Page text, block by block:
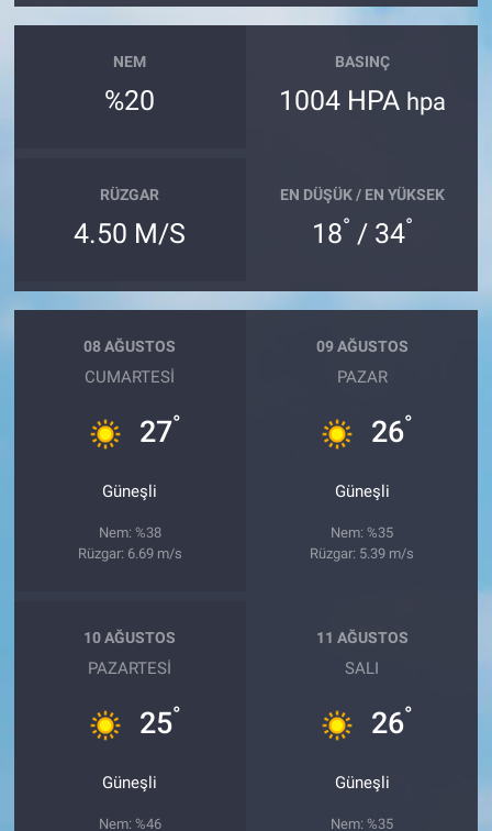
NEM
%20
BASINÇ
1004 HPA hpa
RÜZGAR
4.50 M/S
EN DÜŞÜK / EN YÜKSEK
18° / 34°
08 AĞUSTOS
CUMARTESI
27°
Güneşli
Nem: %38
Rüzgar: 6.69 m/s
09 AĞUSTOS
PAZAR
26°
Güneşli
Nem: %35
Rüzgar: 5.39 m/s
10 AĞUSTOS
PAZARTESI
25°
Güneşli
Nem: %46
11 AĞUSTOS
SALI
26°
Güneşli
Nem: %35